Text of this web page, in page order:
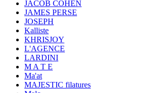
JACOB COHEN
JAMES PERSE
JOSEPH
Kalliste
KHRISJOY
L'AGENCE
LARDINI
M A T E
Ma'at
MAJESTIC filatures